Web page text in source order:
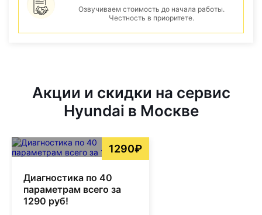
Озвучиваем стоимость до начала работы.
Честность в приоритете.
Акции и скидки на сервис
Hyundai в Москве
1290₽
Диагностика по 40
параметрам всего за
1290 руб!